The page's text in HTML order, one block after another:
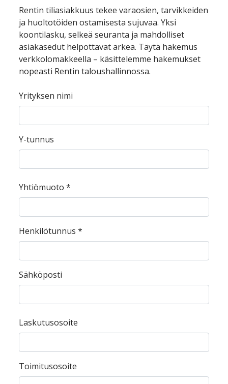
Rentin tiliasiakkuus tekee varaosien, tarvikkeiden
ja huoltotöiden ostamisesta sujuvaa. Yksi
koontilasku, selkeä seuranta ja mahdolliset
asiakasedut helpottavat arkea. Täytä hakemus
verkkolomakkeella – käsittelemme hakemukset
nopeasti Rentin taloushallinnossa.
Yrityksen nimi
Y-tunnus
Yhtiömuoto*
Henkilötunnus*
Sähköposti
Laskutusosoite
Toimitusosoite